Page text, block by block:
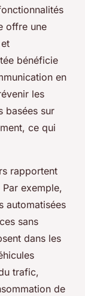
offre une
bénéficie
en
les
basées sur
ce qui
rapportent
exemple,
automatisées
sans
dans les
trafic,
de